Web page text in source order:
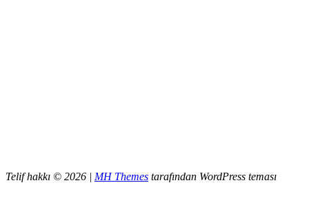
Telif hakkı © 2026 | MH Themes tarafından WordPress teması